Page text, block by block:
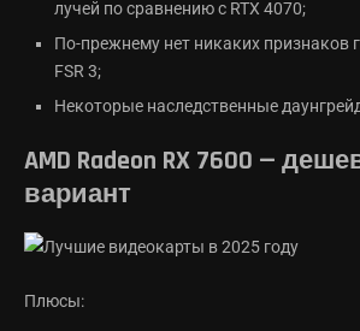
лучей по сравнению с RTX 4070;
По-прежнему нет никаких признаков
FSR 3;
Некоторые наследственные
AMD Radeon RX 7600 —
вариант
Плюсы: